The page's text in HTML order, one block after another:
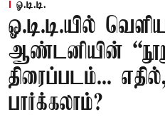
ஓ.டி.டி.
ஓ.டி.டி.யில்
ஆண்டனியின்
திரைப்படம்...
பார்க்கலாம்?